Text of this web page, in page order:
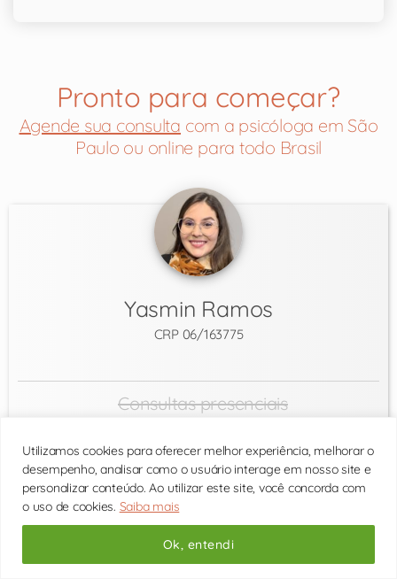
Utilizamos cookies para oferecer melhor experiência, melhorar o
desempenho, analisar como o usuário interage em nosso site e
personalizar conteúdo. Ao utilizar este site, você concorda com
o uso de cookies. Saiba mais
Ok, entendi
Pronto para começar?
Agende sua consulta com a psicóloga em São
Paulo ou online para todo Brasil
Yasmin Ramos
CRP 06/163775
Consultas presenciais
Valor R$ 275
(R$ 150 a 1ª consulta)
Posso ajudar com
Autoestima Fobia Social Ansiedade Casamento